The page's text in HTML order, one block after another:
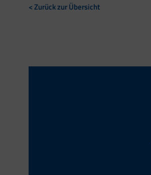
< Zurück zur Übersicht